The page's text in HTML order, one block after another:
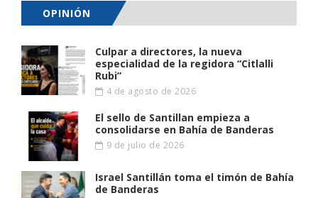
OPINIÓN
Culpar a directores, la nueva
especialidad de la regidora “Citlalli
Rubi”
4 de agosto de 2026
El sello de Santillan empieza a
consolidarse en Bahía de Banderas
9 de julio de 2026
Israel Santillán toma el timón de Bahía
de Banderas